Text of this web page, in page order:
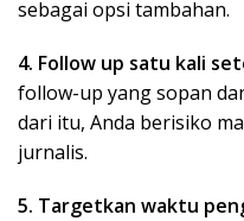
sebagai opsi tambahan.
4. Follow up satu kali
follow-up yang sopan
dari itu, Anda berisiko
jurnalis.
5. Targetkan waktu